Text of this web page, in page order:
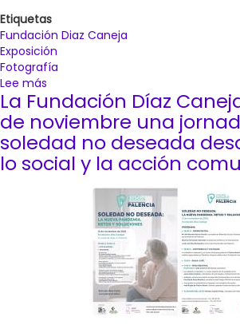
Etiquetas
Fundación Diaz Caneja
Exposición
Fotografía
Lee más
La
Fundación
Díaz
Caneja
acoge
exposiciones
La Fundación Díaz
de noviembre una
soledad no deseada
lo social y la acción